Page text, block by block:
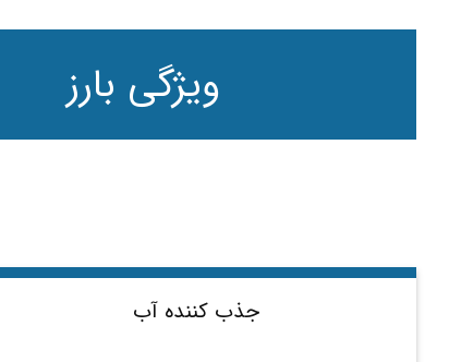
ویژگی بارز
جذب کننده آب